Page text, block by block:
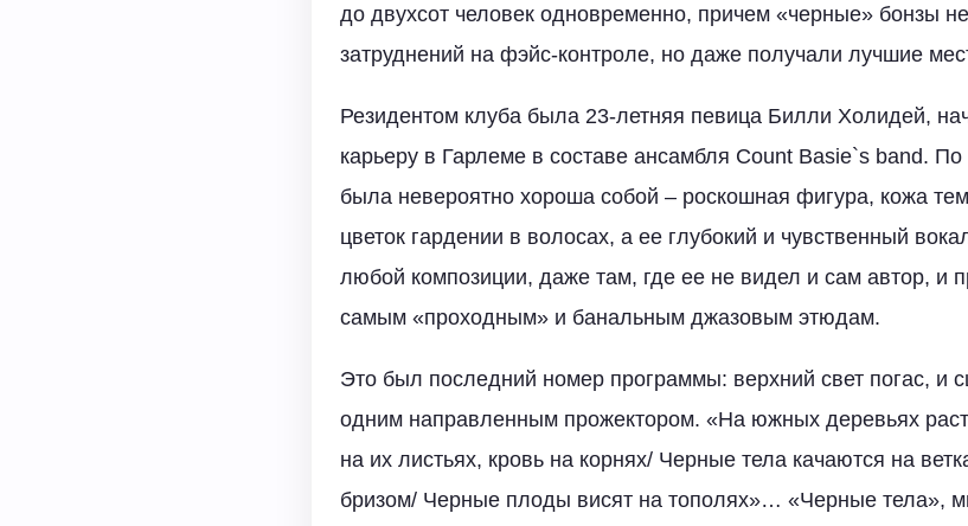
до двухсот человек одновременно, причем «черные» бонзы
затруднений на фэйс-контроле, но даже получали лучшие
Резидентом клуба была 23-летняя певица Билли Холидей,
карьеру в Гарлеме в составе ансамбля Count Basie`s band.
была невероятно хороша собой – роскошная фигура, кожа
цветок гардении в волосах, а ее глубокий и чувственный
любой композиции, даже там, где ее не видел и сам автор, и
самым «проходным» и банальным джазовым этюдам.
Это был последний номер программы: верхний свет погас, и
одним направленным прожектором. «На южных деревьях
на их листьях, кровь на корнях/ Черные тела качаются на
бризом/ Черные плоды висят на тополях»… «Черные тела»,